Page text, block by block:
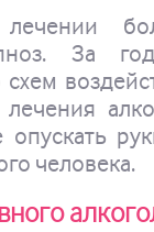
За
человека.